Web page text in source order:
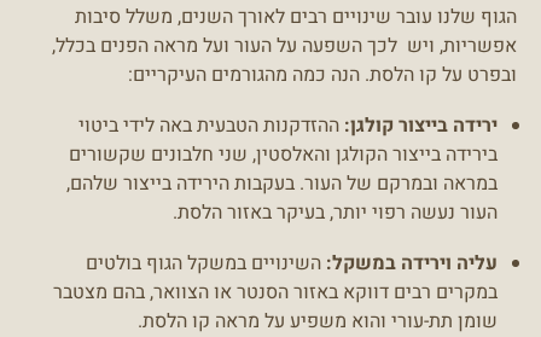
הגוף שלנו עובר שינויים רבים לאורך השנים, משלל סיבות
אפשריות, ויש לכך השפעה על העור ועל מראה הפנים בכלל,
ובפרט על קו הלסת. הנה כמה מהגורמים העיקריים:
ירידה בייצור קולגן: ההזדקנות הטבעית באה לידי ביטוי
בירידה בייצור הקולגן והאלסטין, שני חלבונים שקשורים
במראה ובמרקם של העור. בעקבות הירידה בייצור שלהם,
העור נעשה רפוי יותר, בעיקר באזור הלסת.
עליה וירידה במשקל: השינויים במשקל הגוף בולטים
במקרים רבים דווקא באזור הסנטר או הצוואר, בהם מצטבר
שומן תת-עורי והוא משפיע על מראה קו הלסת.